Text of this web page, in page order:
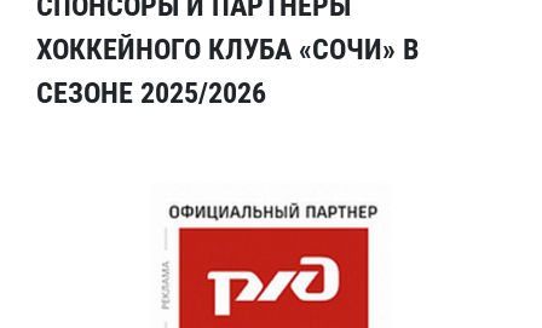
ХОККЕЙНОГО КЛУБА «СОЧИ» В
СЕЗОНЕ 2025/2026